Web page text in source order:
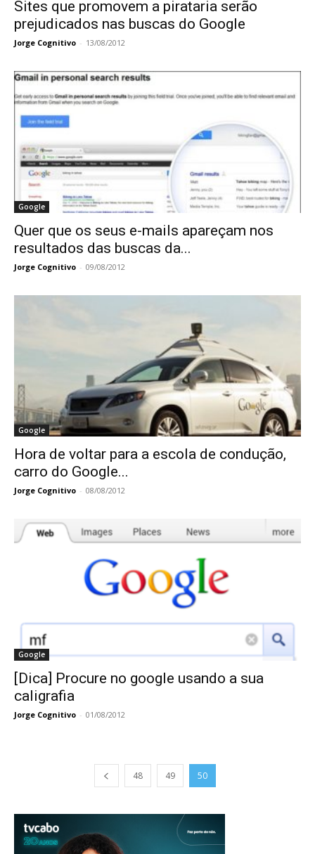
Sites que promovem a pirataria serão
prejudicados nas buscas do Google
Jorge Cognitivo - 13/08/2012
Google
Quer que os seus e-mails apareçam nos
resultados das buscas da...
Jorge Cognitivo - 09/08/2012
Google
Hora de voltar para a escola de condução,
carro do Google...
Jorge Cognitivo - 08/08/2012
Google
[Dica] Procure no google usando a sua
caligrafia
Jorge Cognitivo - 01/08/2012
48 49 50